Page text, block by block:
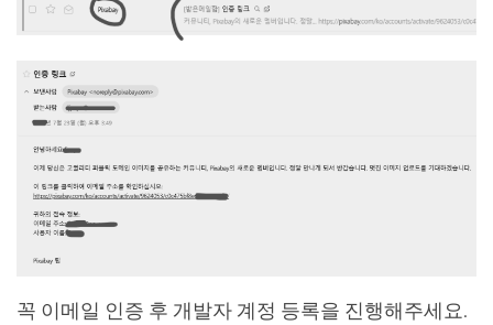
꼭 이메일 인증 후 개발자 계정 등록을 진행해주세요.